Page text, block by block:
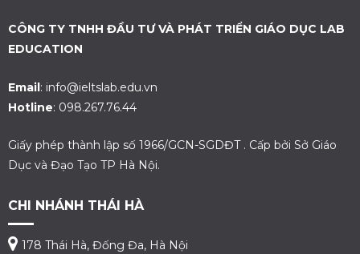
CÔNG TY TNHH ĐẦU TƯ VÀ PHÁT TRIỂN GIÁO DỤC LAB
EDUCATION
Email: info@ieltslab.edu.vn
Hotline: 098.267.76.44
Giấy phép thành lập số 1966/GCN-SGDĐT . Cấp bởi Sở Giáo
Dục và Đạo Tạo TP Hà Nội.
CHI NHÁNH THÁI HÀ
178 Thái Hà, Đống Đa, Hà Nội